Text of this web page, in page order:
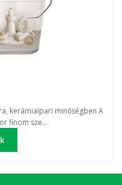
kerámiaipari minőségben A
finom sze...